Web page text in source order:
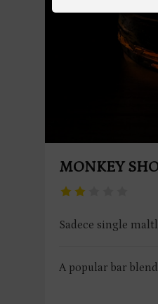
MONKEY
Sadece single
A popular bar